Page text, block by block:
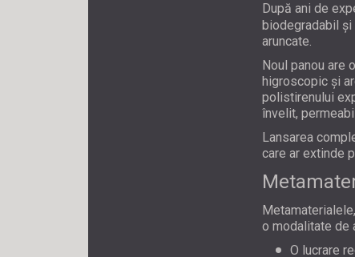
După ani de
biodegradabil
aruncate.
Noul panou
higroscopic și
polistirenului
învelit,
Lansarea
care ar extinde
o modalitate de
O lucrare